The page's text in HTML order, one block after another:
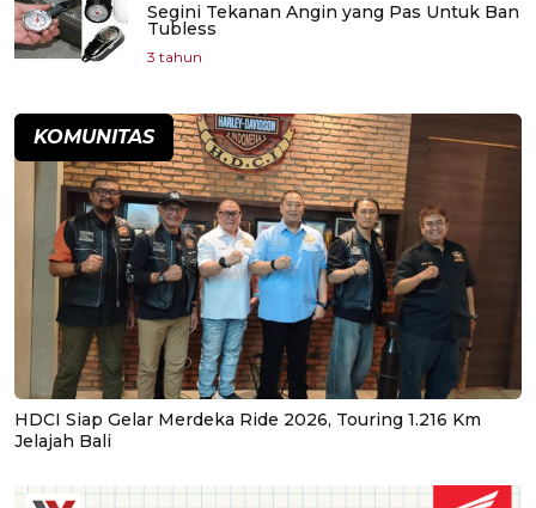
Segini Tekanan Angin yang Pas Untuk Ban
Tubless
3 tahun
KOMUNITAS
HDCI Siap Gelar Merdeka Ride 2026, Touring 1.216 Km
Jelajah Bali